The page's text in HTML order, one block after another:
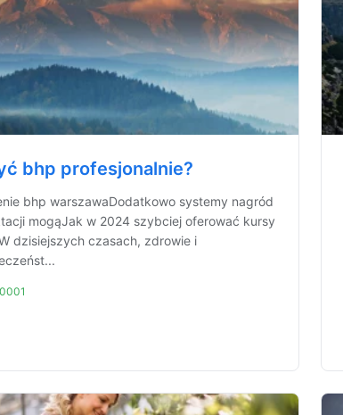
bhp profesjonalnie?
bhp warszawaDodatkowo systemy nagród
mogąJak w 2024 szybciej oferować kursy
dzisiejszych czasach, zdrowie i